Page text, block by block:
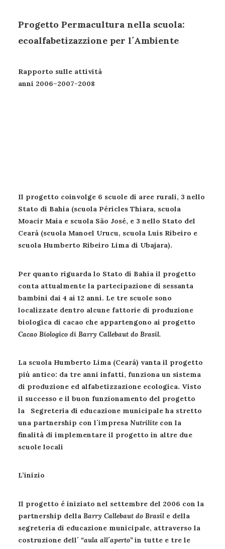
Progetto Permacultura nella scuola:
ecoalfabetizazzione per l´Ambiente
Rapporto sulle attività
anni 2006–2007-2008
Il progetto coinvolge 6 scuole di aree rurali, 3 nello
Stato di Bahia (scuola Péricles Thiara, scuola
Moacir Maia e scuola São José, e 3 nello Stato del
Ceará (scuola Manoel Urucu, scuola Luís Ribeiro e
scuola Humberto Ribeiro Lima di Ubajara).
Per quanto riguarda lo Stato di Bahia il progetto
conta attualmente la partecipazione di sessanta
bambini dai 4 ai 12 anni. Le tre scuole sono
localizzate dentro alcune fattorie di produzione
biologica di cacao che appartengono ai progetto
Cacao Biologico di Barry Callebaut do Brasil.
La scuola Humberto Lima (Ceará) vanta il progetto
più antico: da tre anni infatti, funziona un sistema
di produzione ed alfabetizzazione ecologica. Visto
il successo e il buon funzionamento del progetto
la Segreteria di educazione municipale ha stretto
una partnership con l´impresa Nutrilite con la
finalità di implementare il progetto in altre due
scuole locali
L’inizio
Il progetto é iniziato nel settembre del 2006 con la
partnership della Barry Callebaut do Brasil e della
segreteria di educazione municipale, attraverso la
costruzione dell´ “aula all´aperto”in tutte e tre le